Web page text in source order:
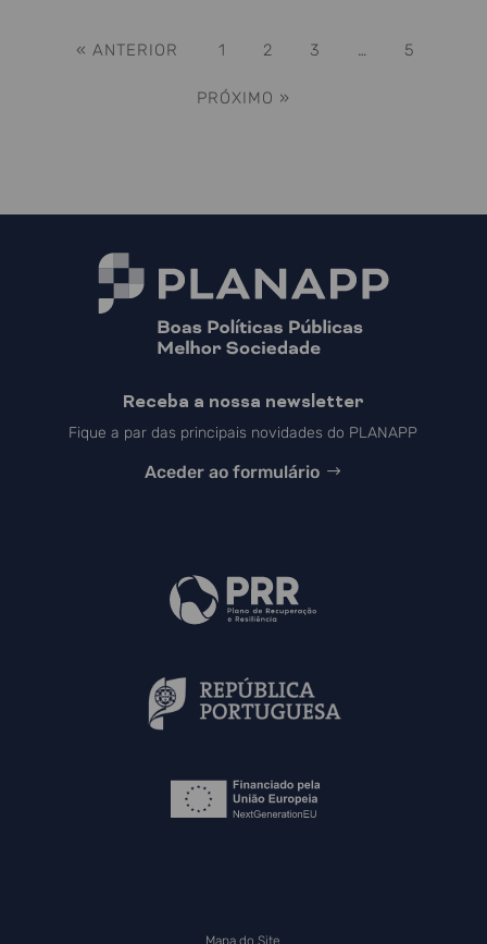
« ANTERIOR 1 2 3 … 5
PRÓXIMO »
Receba a nossa newsletter
Fique a par das principais novidades do PLANAPP
Aceder ao formulário